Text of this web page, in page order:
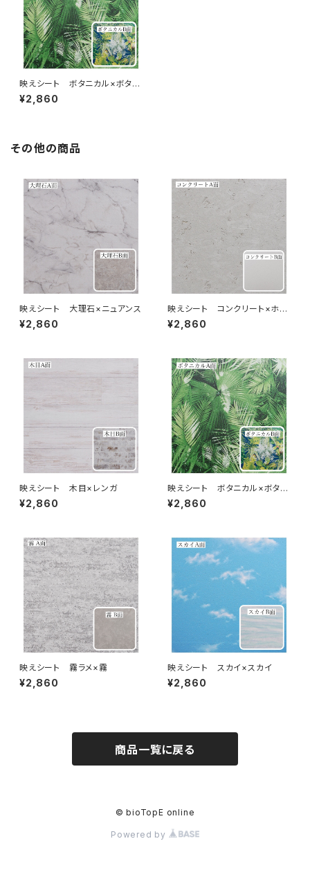
映えシート ボタニカル×ボタニ
カル
¥2,860
その他の商品
映えシート 大理石×ニュアンス
¥2,860
映えシート コンクリート×ホワ
イト
¥2,860
映えシート 木目×レンガ
¥2,860
映えシート ボタニカル×ボタニ
カル
¥2,860
映えシート 霧ラメ×霧
¥2,860
映えシート スカイ×スカイ
¥2,860
商品一覧に戻る
© bioTopE online
Powered by